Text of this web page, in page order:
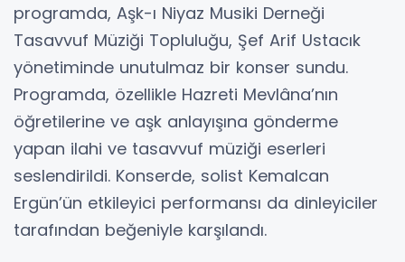
programda, Aşk-ı Niyaz Musiki Derneği
Tasavvuf Müziği Topluluğu, Şef Arif Ustacık
yönetiminde unutulmaz bir konser sundu.
Programda, özellikle Hazreti Mevlâna’nın
öğretilerine ve aşk anlayışına gönderme
yapan ilahi ve tasavvuf müziği eserleri
seslendirildi. Konserde, solist Kemalcan
Ergün’ün etkileyici performansı da dinleyiciler
tarafından beğeniyle karşılandı.